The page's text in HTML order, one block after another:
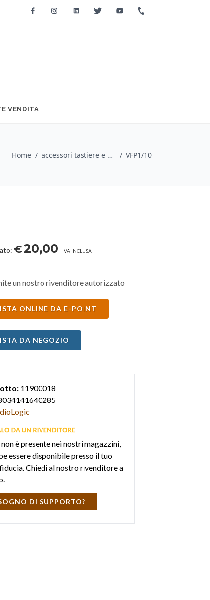
FacebookInstagramLinkedinTwitter Youtube
VENDITA
Home / accessori tastiere e pianoforti / StudioLogic / VFP1/10
€20,00 IVA INCLUSA
un nostro rivenditore autorizzato
ONLINE DA E-POINT
DA NEGOZIO
11900018
è presente nei nostri magazzini,
essere disponibile presso il tuo
Chiedi al nostro rivenditore a
DI SUPPORTO?